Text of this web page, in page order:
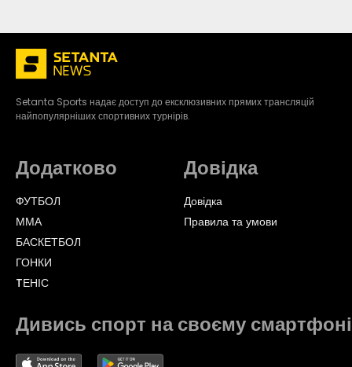
Setanta Sports надає доступ до ексклюзивних прямих трансляцій
найпопулярніших спортивних турнірів.
Додатково
ФУТБОЛ
ММА
БАСКЕТБОЛ
ГОНКИ
TЕНІС
Довідка
Довідка
Правила та умови
Дивись спорт на своєму смартфоні